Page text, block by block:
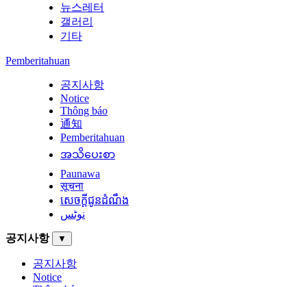
뉴스레터
갤러리
기타
Pemberitahuan
공지사항
Notice
Thông báo
通知
Pemberitahuan
အသိပေးစာ
Paunawa
सूचना
សេចក្តីជូនដំណឹង
نوٹس
공지사항 ▼
공지사항
Notice